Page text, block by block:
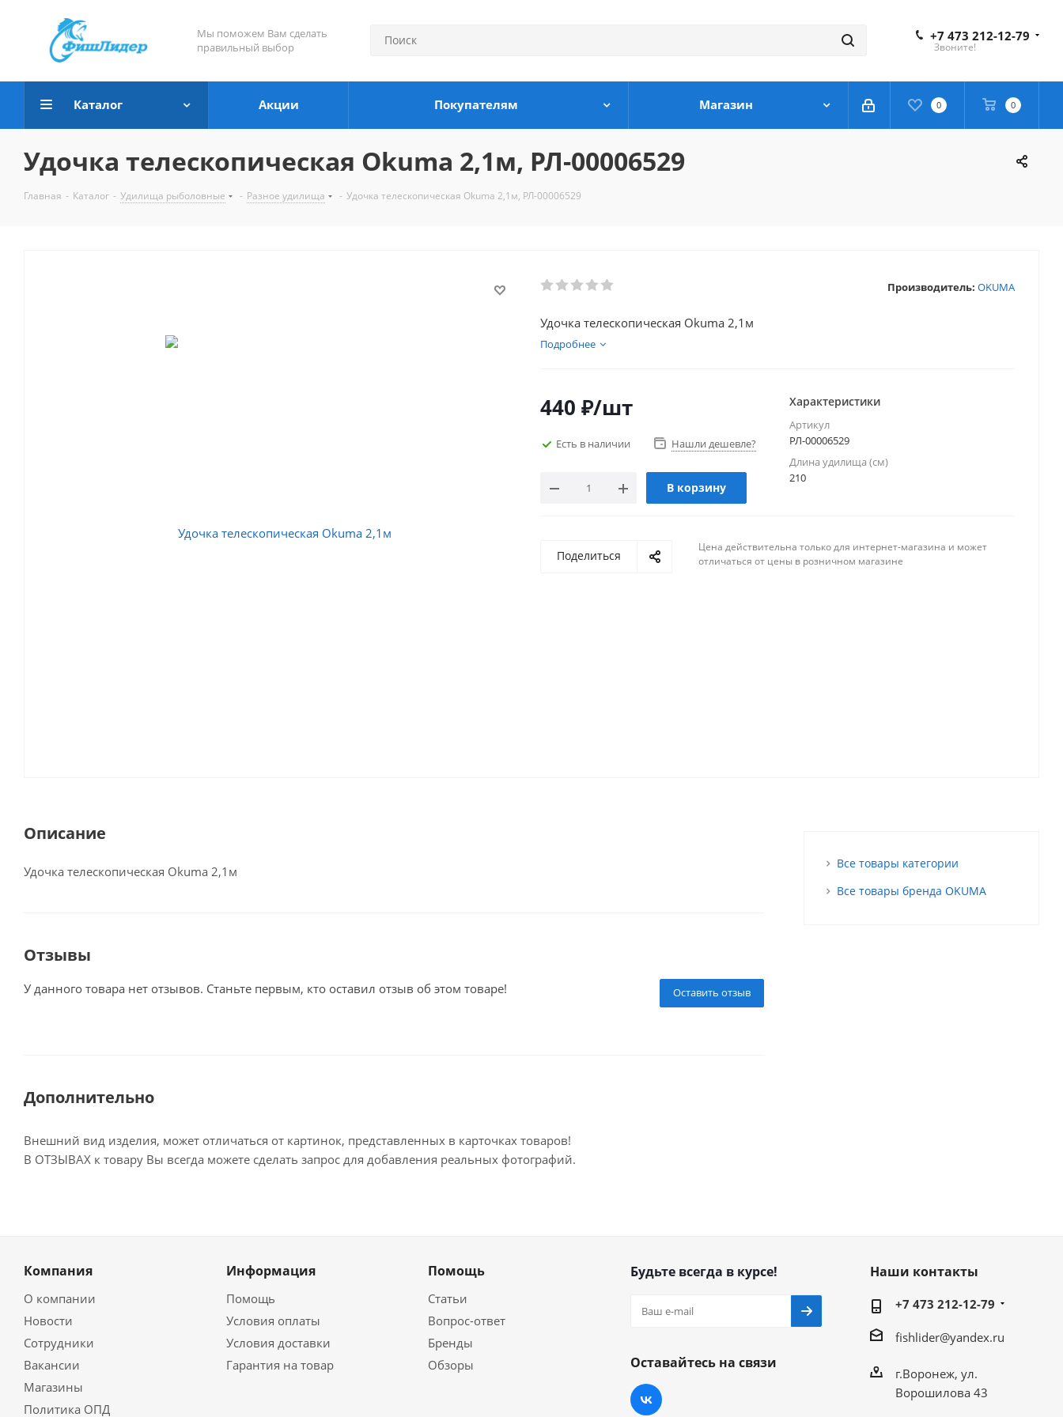
Мы поможем Вам сделать
правильный выбор
+7 473 212-12-79
Звоните!
0 0
Каталог Акции Покупателям Магазин
Удочка телескопическая Okuma 2,1м, РЛ-00006529
Главная - Каталог - Удилища рыболовные - Разное удилища - Удочка телескопическая Okuma 2,1м, РЛ-00006529
Производитель: OKUMA
Удочка телескопическая Okuma 2,1м
Подробнее
440 ₽/шт
Есть в наличии Нашли дешевле?
В корзину
Характеристики
Артикул
РЛ-00006529
Длина удилища (см)
210
Поделиться
Цена действительна только для интернет-магазина и может
отличаться от цены в розничном магазине
Описание
Удочка телескопическая Okuma 2,1м
Отзывы
Оставить отзыв
У данного товара нет отзывов. Станьте первым, кто оставил отзыв об этом товаре!
Дополнительно
Внешний вид изделия, может отличаться от картинок, представленных в карточках товаров!
В ОТЗЫВАХ к товару Вы всегда можете сделать запрос для добавления реальных фотографий.
Все товары категории
Все товары бренда OKUMA
Компания
О компании
Новости
Сотрудники
Вакансии
Магазины
Политика ОПД
Информация
Помощь
Условия оплаты
Условия доставки
Гарантия на товар
Помощь
Статьи
Вопрос-ответ
Бренды
Обзоры
Будьте всегда в курсе!
Оставайтесь на связи
Наши контакты
+7 473 212-12-79
fishlider@yandex.ru
г.Воронеж, ул.
Ворошилова 43